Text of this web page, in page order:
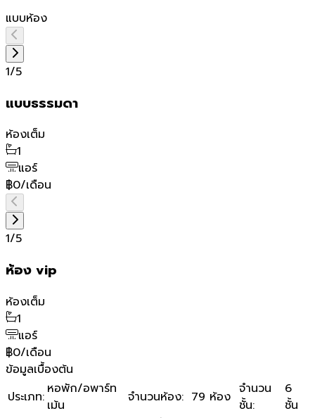
แบบห้อง
1/5
แบบธรรมดา
ห้องเต็ม
1
แอร์
฿0/เดือน
1/5
ห้อง vip
ห้องเต็ม
1
แอร์
฿0/เดือน
ข้อมูลเบื้องต้น
ประเภท: หอพัก/อพาร์ท
เม้น
จำนวนห้อง: 79 ห้อง จำนวน
ชั้น:
6
ชั้น